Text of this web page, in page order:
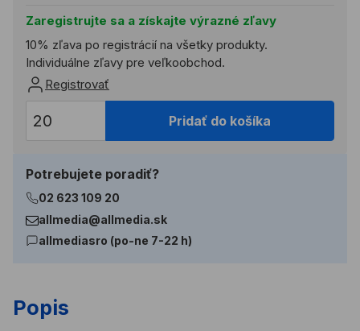
Zaregistrujte sa a získajte výrazné zľavy
10% zľava po registrácií na všetky produkty.
Individuálne zľavy pre veľkoobchod.
Registrovať
Pridať do košíka
Potrebujete poradiť?
02 623 109 20
allmedia@allmedia.sk
allmediasro (po-ne 7-22 h)
Popis